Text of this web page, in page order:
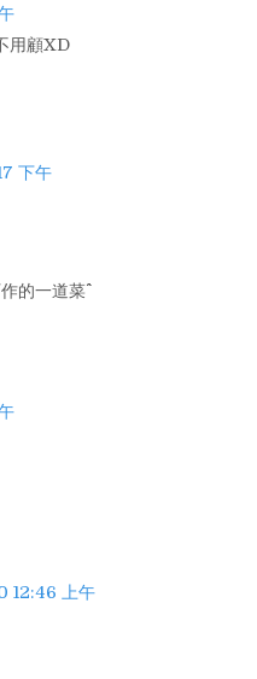
用顧XD
下午
的一道菜^^
12:46 上午